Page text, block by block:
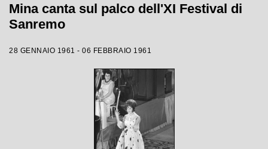
Mina canta sul palco dell'XI Festival di
Sanremo
28 GENNAIO 1961 - 06 FEBBRAIO 1961